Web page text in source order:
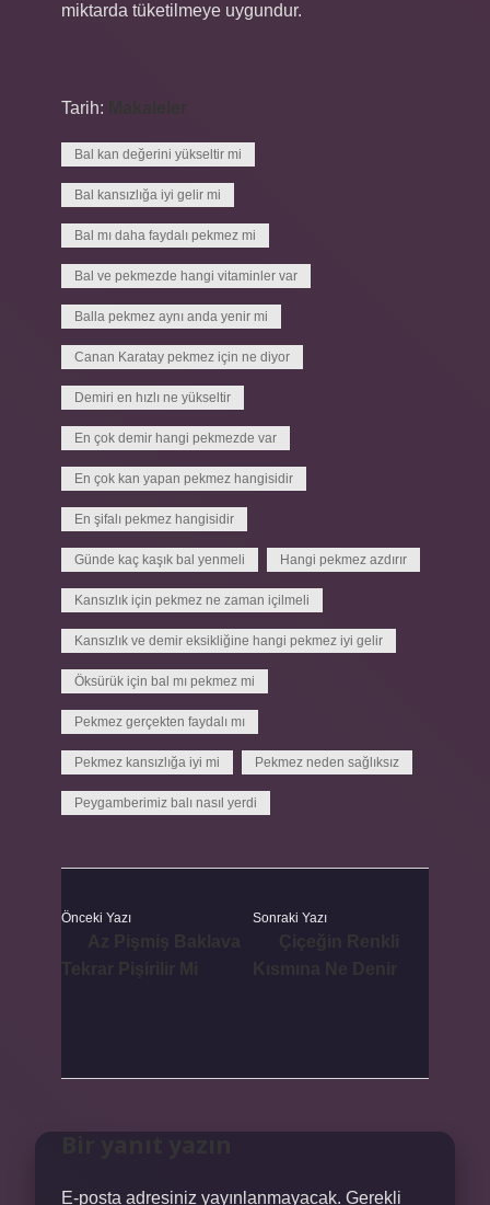
miktarda tüketilmeye uygundur.
Tarih:
Bal kan değerini yükseltir mi
Bal kansızlığa iyi gelir mi
Bal mı daha faydalı pekmez mi
Bal ve pekmezde hangi vitaminler var
Balla pekmez aynı anda yenir mi
Canan Karatay pekmez için ne diyor
Demiri en hızlı ne yükseltir
En çok demir hangi pekmezde var
En çok kan yapan pekmez hangisidir
En şifalı pekmez hangisidir
Günde kaç kaşık bal yenmeli Hangi pekmez azdırır
Kansızlık için pekmez ne zaman içilmeli
Kansızlık ve demir eksikliğine hangi pekmez iyi gelir
Öksürük için bal mı pekmez mi
Pekmez gerçekten faydalı mı
Pekmez kansızlığa iyi mi Pekmez neden sağlıksız
Peygamberimiz balı nasıl yerdi
Önceki Yazı Sonraki Yazı
E-posta adresiniz yayınlanmayacak. Gerekli